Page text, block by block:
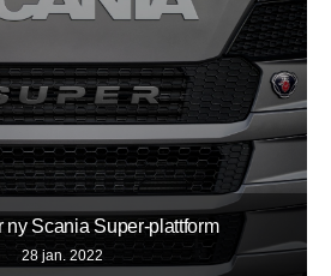
ny Scania Super-plattform
28 jan. 2022